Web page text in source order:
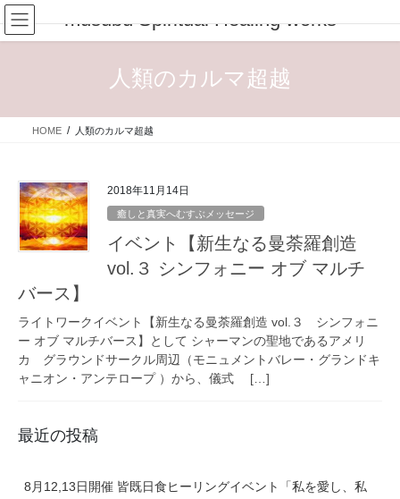
コ
ン
テ
ス
ナ
ビ
ゲ
ン
musubu Spiritual Healing works
人類のカルマ超越
HOME 人類のカルマ超越
2018年11月14日
癒しと真実へむすぶメッセージ
イベント【新生なる曼荼羅創造
vol.３ シンフォニー オブ マルチ
バース】
ライトワークイベント【新生なる曼荼羅創造 vol.３ シンフォニ
ー オブ マルチバース】として シャーマンの聖地であるアメリ
カ グラウンドサークル周辺（モニュメントバレー・グランドキ
ャニオン・アンテロープ ）から、儀式 […]
最近の投稿
8月12,13日開催 皆既日食ヒーリングイベント「私を愛し、私